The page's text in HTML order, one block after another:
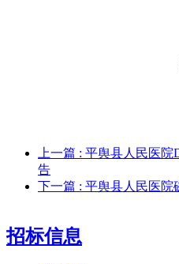
上一篇 : 平舆县人民医院
告
下一篇 : 平舆县人民医院
招标信息